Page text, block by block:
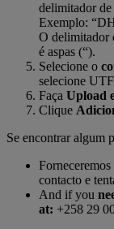
delimitador
Exemplo:
O delimitador
é aspas (“).
Selecione o
selecione
Faça Upload
Clique
Se encontrar algum
contacto e
And if you
at: +258 29